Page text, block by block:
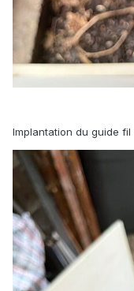
Implantation du guide fil